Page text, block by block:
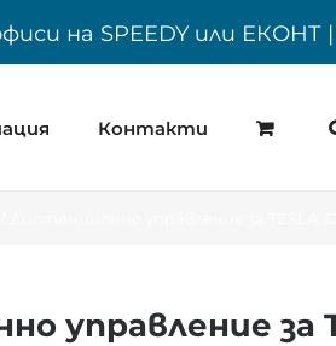
на SPEEDY или
Контакти
управление за